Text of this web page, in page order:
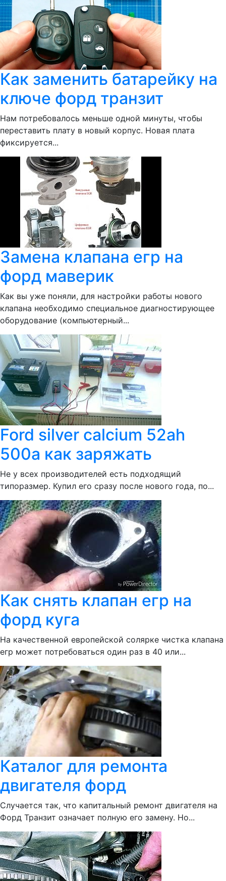
Как заменить батарейку на
ключе форд транзит
Нам потребовалось меньше одной минуты, чтобы
переставить плату в новый корпус. Новая плата
фиксируется...
Замена клапана егр на
форд маверик
Как вы уже поняли, для настройки работы нового
клапана необходимо специальное диагностирующее
оборудование (компьютерный...
Ford silver calcium 52ah
500a как заряжать
Не у всех производителей есть подходящий
типоразмер. Купил его сразу после нового года, по...
Как снять клапан егр на
форд куга
На качественной европейской солярке чистка клапана
егр может потребоваться один раз в 40 или...
Каталог для ремонта
двигателя форд
Случается так, что капитальный ремонт двигателя на
Форд Транзит означает полную его замену. Но...